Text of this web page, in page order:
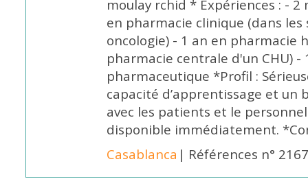
moulay rchid * Expériences : -
en pharmacie clinique (dans les
oncologie) - 1 an en pharmacie
pharmacie centrale d'un CHU)
pharmaceutique *Profil :
capacité d’apprentissage et un
avec les patients et le
disponible immédiatement.
Casablanca | Références n°